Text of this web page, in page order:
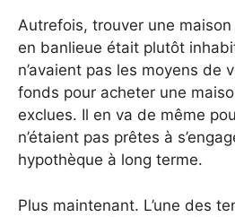
Autrefois, trouver une
en banlieue était plutôt
n’avaient pas les moyens de
fonds pour acheter une
exclues. Il en va de même
n’étaient pas prêtes à
hypothèque à long terme.
Plus maintenant. L’une des